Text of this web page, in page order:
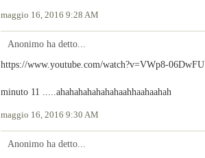
maggio 16, 2016 9:28 AM
Anonimo ha detto...
https://www.youtube.com/watch?v=VWp8-06DwFU
minuto 11 .....ahahahahahahahaahhaahaahah
maggio 16, 2016 9:30 AM
Anonimo ha detto...